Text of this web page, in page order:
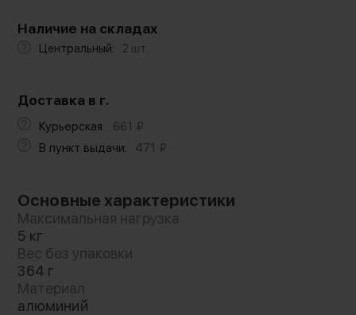
Наличие на складах
Центральный: 2 шт.
Доставка в г.
Курьерская: 661 ₽
В пункт выдачи:
471 ₽
Основные характеристики
Максимальная нагрузка
5 кг
Вес без упаковки
364 г
Материал
алюминий